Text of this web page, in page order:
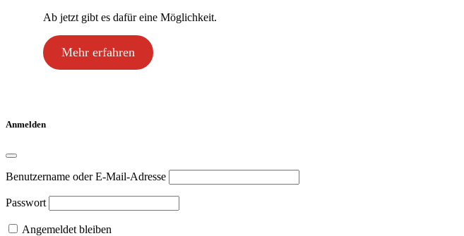
Ab jetzt gibt es dafür eine Möglichkeit.
Mehr erfahren
Anmelden
Benutzername oder E-Mail-Adresse
Passwort
Angemeldet bleiben